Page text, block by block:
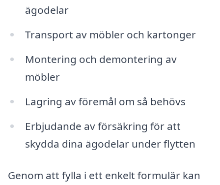
ägodelar
Transport av möbler och kartonger
Montering och demontering av
möbler
Lagring av föremål om så behövs
Erbjudande av försäkring för att
skydda dina ägodelar under flytten
Genom att fylla i ett enkelt formulär kan